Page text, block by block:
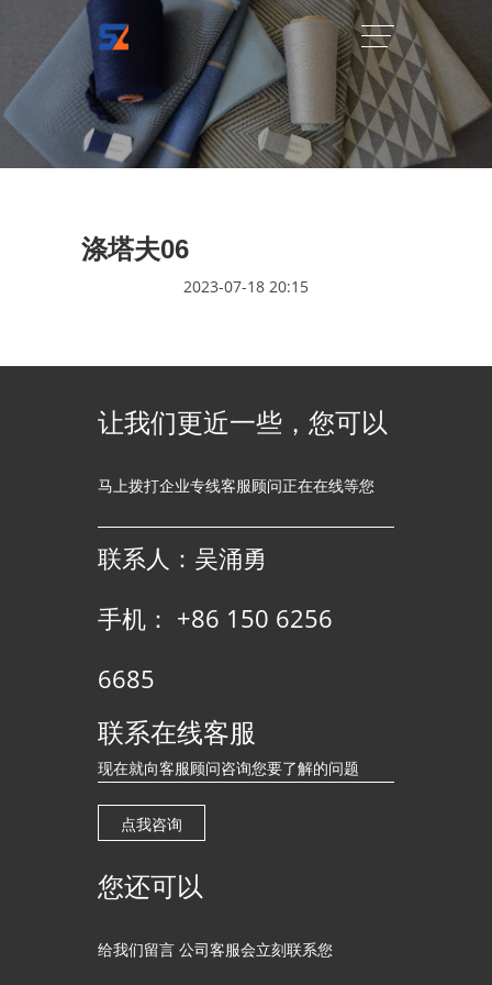
涤塔夫06
2023-07-18 20:15
让我们更近一些，您可以
马上拨打企业专线客服顾问正在在线等您
联系人：吴涌勇
手机： +86 150 6256
6685
联系在线客服
现在就向客服顾问咨询您要了解的问题
点我咨询
您还可以
给我们留言 公司客服会立刻联系您